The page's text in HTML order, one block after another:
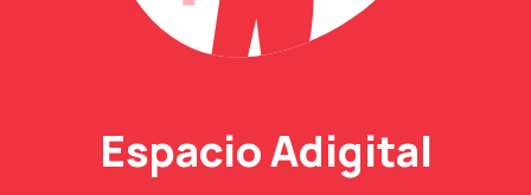
Espacio Adigital